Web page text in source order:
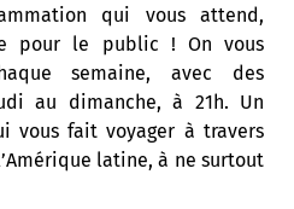
qui vous attend,
pour le public ! On vous
semaine, avec des
au dimanche, à 21h. Un
vous fait voyager à travers
latine, à ne surtout